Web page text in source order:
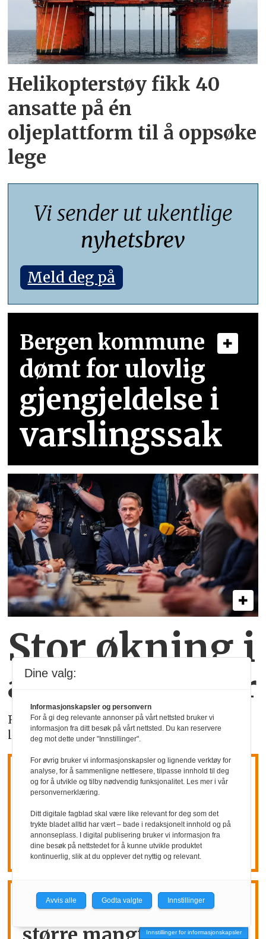
Helikopterstøy fikk 40
ansatte på én
oljeplattform til å oppsøke
lege
Vi sender ut ukentlige
nyhetsbrev
Meld deg på
Bergen kommune
dømt for ulovlig
gjengjeldelse i
varslingssak
Stor økning i
antall meklinger
Riksmekler Mats Ruland har hatt over 100
lønnsoppgjør til mekling - så langt i år.
Microsoft kutter
4800
arbeidsplasser
Årsrapport:Stadig
Innstillinger for informasjonskapsler
Dine valg:
Informasjonskapsler og personvern
For å gi deg relevante annonser på vårt nettsted bruker vi
informasjon fra ditt besøk på vårt nettsted. Du kan reservere
deg mot dette under "Innstillinger".
For øvrig bruker vi informasjonskapsler og lignende verktøy for
analyse, for å sammenligne nettlesere, tilpasse innhold til deg
og for å utvikle og tilby nødvendig funksjonalitet. Les mer i vår
personvernerklæring.
Ditt digitale fagblad skal være like relevant for deg som det
trykte bladet alltid har vært – bade i redaksjonelt innhold og på
annonseplass. I digital publisering bruker vi informasjon fra
dine besøk på nettstedet for å kunne utvikle produktet
kontinuerlig, slik at du opplever det nyttig og relevant.
Avvis alle Godta valgte Innstillinger